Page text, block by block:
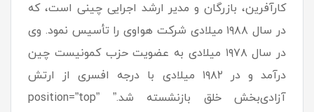
کارآفرین، بازرگان و مدیر ارشد اجرایی چینی است، که
در سال ۱۹۸۸ میلادی شرکت هواوی را تأسیس نمود. وی
در سال ۱۹۷۸ میلادی به عضویت حزب کمونیست چین
درآمد و در ۱۹۸۲ میلادی با درجه افسری از ارتش
آزادی‌بخش خلق بازنشسته شد.” position=”top”